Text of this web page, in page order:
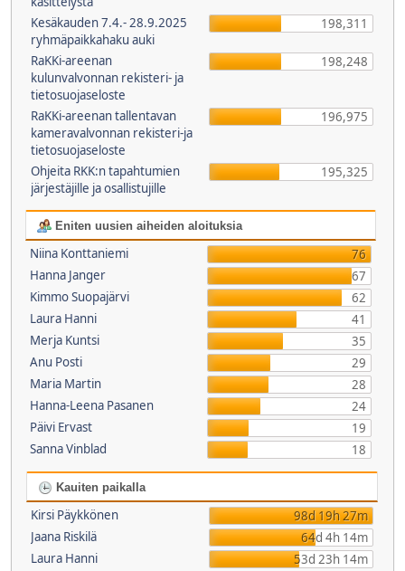
Kesäkauden 7.4.- 28.9.2025
ryhmäpaikkahaku auki
198,311
RaKKi-areenan
kulunvalvonnan rekisteri- ja
tietosuojaseloste
198,248
RaKKi-areenan tallentavan
kameravalvonnan rekisteri-ja
tietosuojaseloste
196,975
Ohjeita RKK:n tapahtumien
järjestäjille ja osallistujille
195,325
Eniten uusien aiheiden aloituksia
Niina Konttaniemi
76
Hanna Janger
67
Kimmo Suopajärvi
62
Laura Hanni
41
Merja Kuntsi
35
Anu Posti
29
Maria Martin
28
Hanna-Leena Pasanen
24
Päivi Ervast
19
Sanna Vinblad
18
Kauiten paikalla
Kirsi Päykkönen
98d 19h 27m
Jaana Riskilä
64d 4h 14m
Laura Hanni
53d 23h 14m